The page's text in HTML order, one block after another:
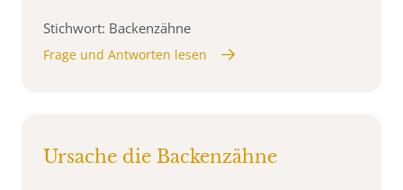
Stichwort: Backenzähne
Frage und Antworten lesen
Ursache die Backenzähne